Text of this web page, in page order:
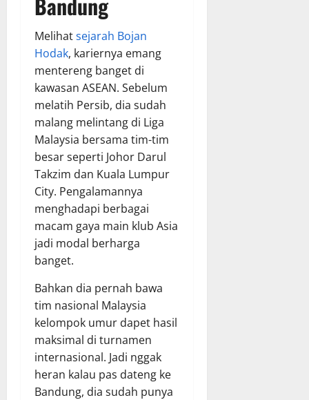
Melihatsejarah Bojan
Hodak, kariernya emang
mentereng banget di
kawasan ASEAN. Sebelum
melatih Persib, dia sudah
malang melintang di Liga
Malaysia bersama tim-tim
besar seperti Johor Darul
Takzim dan Kuala Lumpur
City. Pengalamannya
menghadapi berbagai
macam gaya main klub Asia
jadi modal berharga
banget.
Bahkan dia pernah bawa
tim nasional Malaysia
kelompok umur dapet hasil
maksimal di turnamen
internasional. Jadi nggak
heran kalau pas dateng ke
Bandung, dia sudah punya